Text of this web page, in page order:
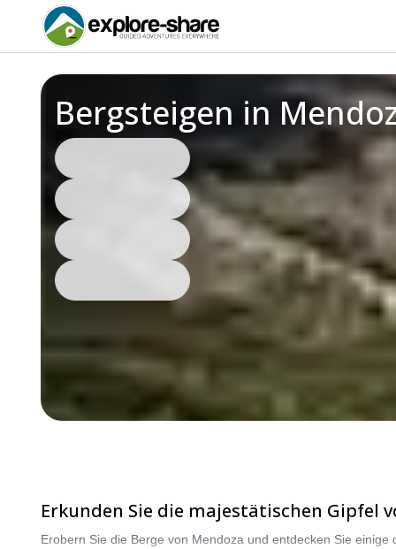
Bergsteigen in
Erkunden Sie die majestätischen Gipfel
Erobern Sie die Berge von Mendoza und entdecken Sie